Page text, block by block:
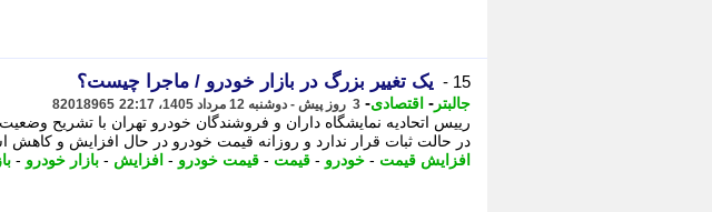
15 - یک تغییر بزرگ در بازار خودرو / ماجرا چیست؟
جالبتر - اقتصادی- 3 روز پیش - دوشنبه 12 مرداد 1405، 22:17 82018965
رییس اتحادیه نمایشگاه داران و فروشندگان خودرو تهران با تشریح
در حالت ثبات قرار ندارد و روزانه قیمت خودرو در حال افزایش و کاهش
افزایش قیمت - خودرو - قیمت - قیمت خودرو - افزایش - بازار خودرو -